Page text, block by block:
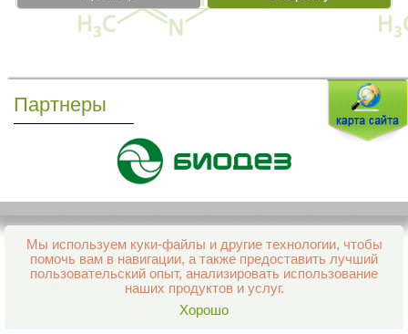
Партнеры
Мы используем куки-файлы и другие технологии, чтобы
помочь вам в навигации, а также предоставить лучший
пользовательский опыт, анализировать использование
наших продуктов и услуг.
Хорошо
Все права защищены и охраняются законом
© 2013–2026 Интернет-аптека Фармация
support@aptekapenza.ru
Телефон: Служба обработки заказов 99-98-28